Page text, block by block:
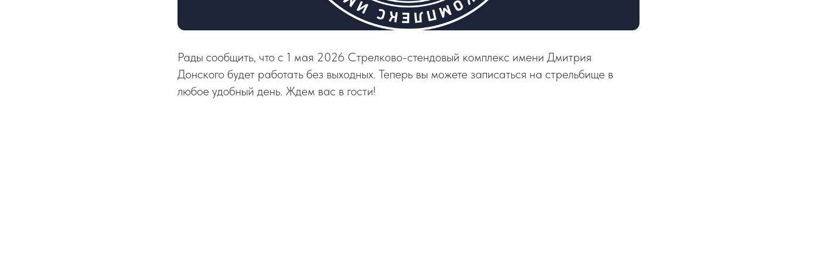
Рады сообщить, что с 1 мая 2026 Стрелково-стендовый комплекс имени Дмитрия
Донского будет работать без выходных. Теперь вы можете записаться на стрельбище в
любое удобный день. Ждем вас в гости!